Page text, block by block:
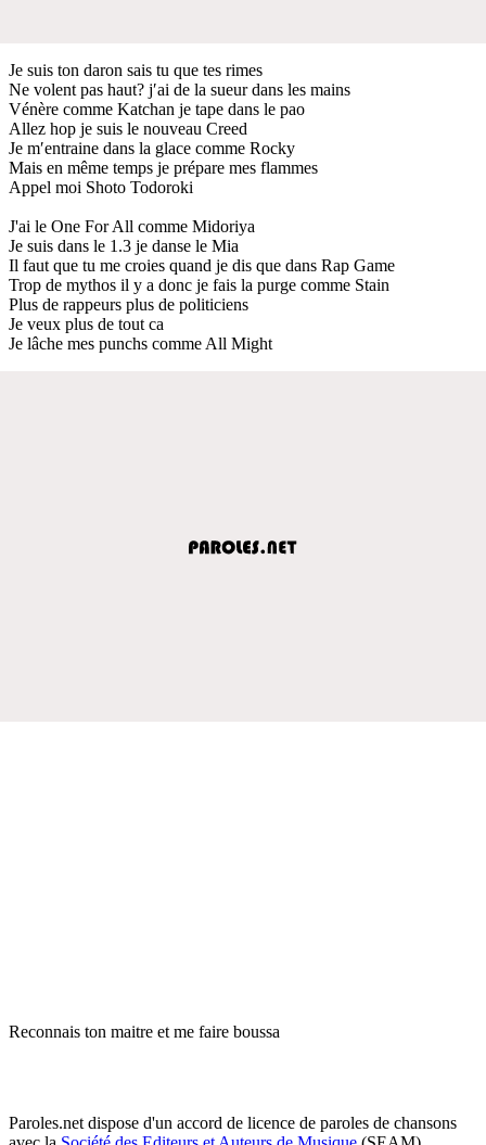
Je suis ton daron sais tu que tes rimes
Ne volent pas haut? j′ai de la sueur dans les mains
Vénère comme Katchan je tape dans le pao
Allez hop je suis le nouveau Creed
Je m′entraine dans la glace comme Rocky
Mais en même temps je prépare mes flammes
Appel moi Shoto Todoroki
J'ai le One For All comme Midoriya
Je suis dans le 1.3 je danse le Mia
Il faut que tu me croies quand je dis que dans Rap Game
Trop de mythos il y a donc je fais la purge comme Stain
Plus de rappeurs plus de politiciens
Je veux plus de tout ca
Je lâche mes punchs comme All Might
Reconnais ton maitre et me faire boussa
Paroles.net dispose d'un accord de licence de paroles de chansons